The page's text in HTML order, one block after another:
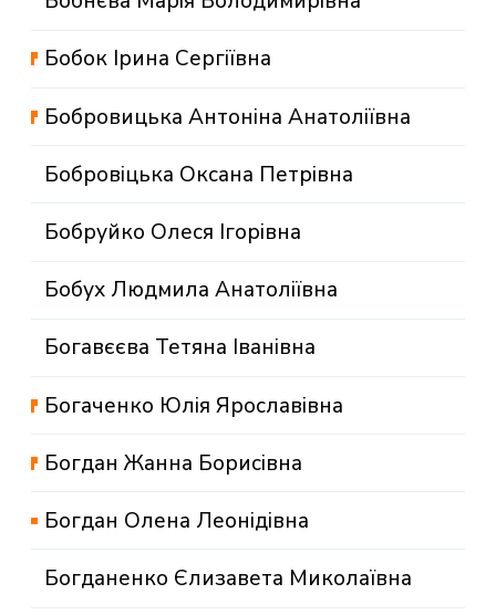
Бобок Ірина Сергіївна
Бобровицька Антоніна Анатоліївна
Бобровіцька Оксана Петрівна
Бобруйко Олеся Ігорівна
Бобух Людмила Анатоліївна
Богавєєва Тетяна Іванівна
Богаченко Юлія Ярославівна
Богдан Жанна Борисівна
Богдан Олена Леонідівна
Богданенко Єлизавета Миколаївна